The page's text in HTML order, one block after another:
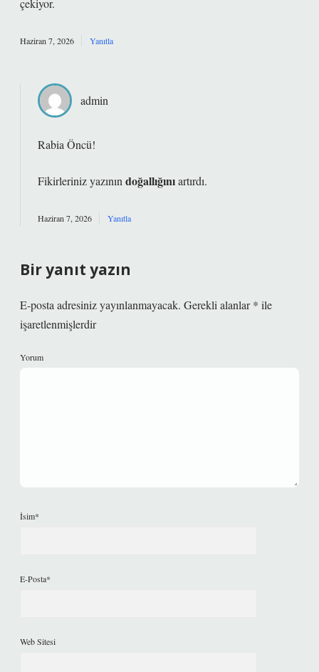
çekiyor.
Haziran 7, 2026 Yanıtla
admin
Rabia Öncü!
Fikirleriniz yazının doğallığınıartırdı.
Haziran 7, 2026 Yanıtla
Bir yanıt yazın
E-posta adresiniz yayınlanmayacak. Gerekli alanlar* ile
işaretlenmişlerdir
Yorum
İsim*
E-Posta*
Web Sitesi